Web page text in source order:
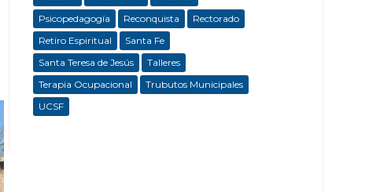
Psicopedagogía
Reconquista
Rectorado
Retiro Espiritual
Santa Fe
Santa Teresa de Jesús
Talleres
Terapia Ocupacional
Trubutos Municipales
UCSF